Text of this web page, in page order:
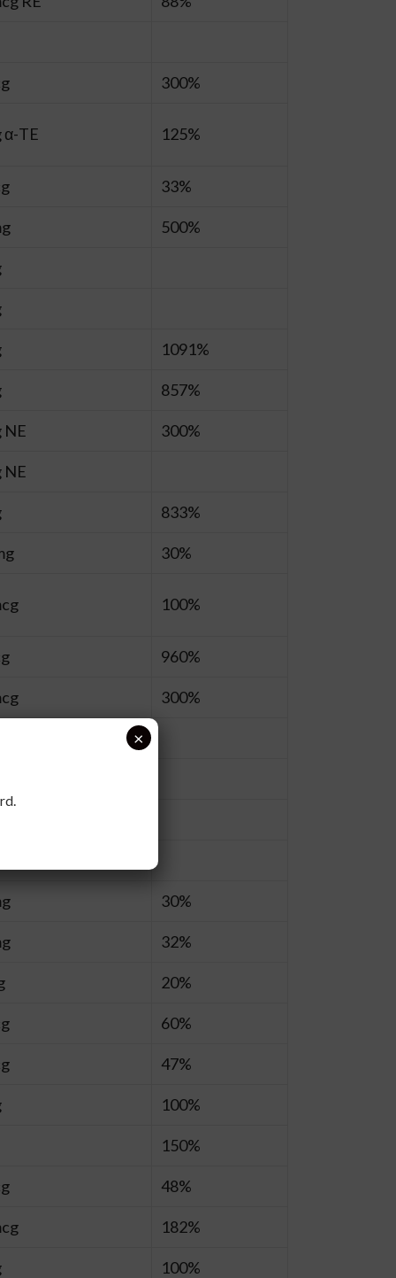
300%
α-TE 125%
33%
500%
1091%
857%
NE 300%
NE
833%
30%
100%
960%
300%
30%
32%
20%
60%
47%
100%
150%
48%
182%
100%
×